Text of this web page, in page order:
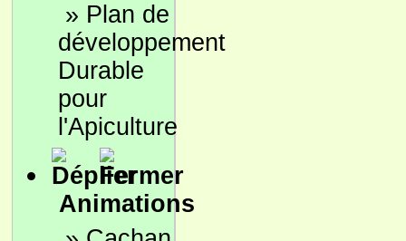
» Plan de
développement
Durable
pour
l'Apiculture
Animations